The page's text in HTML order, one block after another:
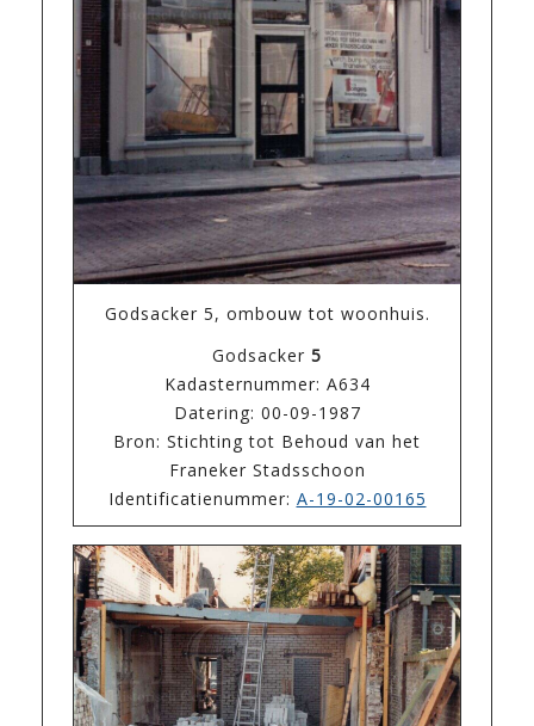
Godsacker 5, ombouw tot woonhuis.
Godsacker 5
Kadasternummer: A634
Datering: 00-09-1987
Bron: Stichting tot Behoud van het
Franeker Stadsschoon
Identificatienummer: A-19-02-00165